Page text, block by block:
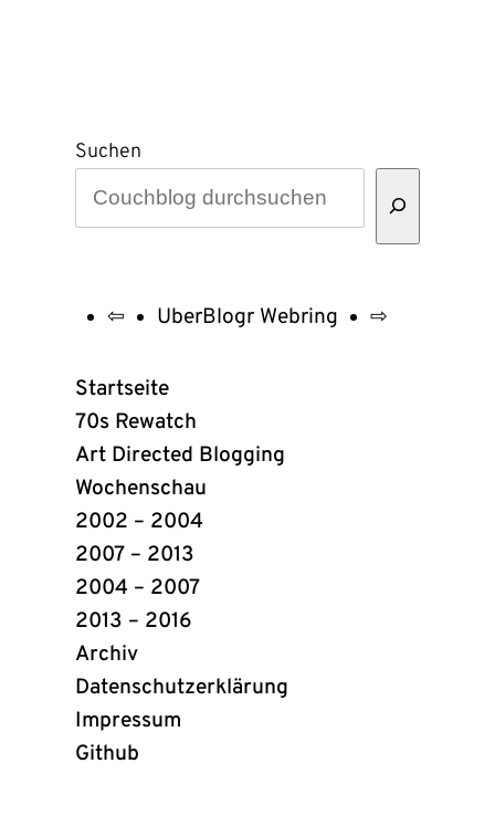
Suchen
UberBlogr
Webring
Links
⇦ UberBlogr Webring ⇨
Startseite
70s Rewatch
Art Directed Blogging
Wochenschau
2002 – 2004
2007 – 2013
2004 – 2007
2013 – 2016
Archiv
Datenschutzerklärung
Impressum
Github